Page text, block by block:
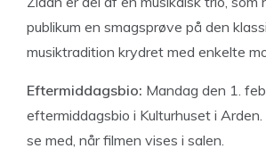
publikum en smagsprøve på den
musiktradition krydret med enkelte
Eftermiddagsbio: Mandag den 1.
eftermiddagsbio i Kulturhuset i
se med, når filmen vises i salen.